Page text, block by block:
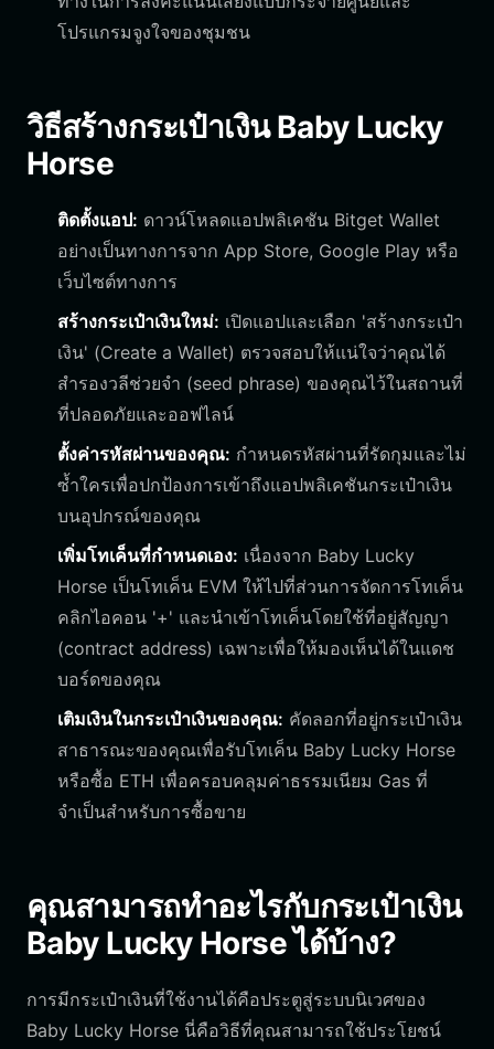
โปรแกรมจูงใจของชุมชน
วิธีสร้างกระเป๋าเงิน Baby Lucky
Horse
ติดตั้งแอป: ดาวน์โหลดแอปพลิเคชัน Bitget Wallet
อย่างเป็นทางการจาก App Store, Google Play หรือ
เว็บไซต์ทางการ
สร้างกระเป๋าเงินใหม่: เปิดแอปและเลือก 'สร้างกระเป๋า
เงิน' (Create a Wallet) ตรวจสอบให้แน่ใจว่าคุณได้
สำรองวลีช่วยจำ (seed phrase) ของคุณไว้ในสถานที่
ที่ปลอดภัยและออฟไลน์
ตั้งค่ารหัสผ่านของคุณ: กำหนดรหัสผ่านที่รัดกุมและไม่
ซ้ำใครเพื่อปกป้องการเข้าถึงแอปพลิเคชันกระเป๋าเงิน
บนอุปกรณ์ของคุณ
เพิ่มโทเค็นที่กำหนดเอง: เนื่องจาก Baby Lucky
Horse เป็นโทเค็น EVM ให้ไปที่ส่วนการจัดการโทเค็น
คลิกไอคอน '+' และนำเข้าโทเค็นโดยใช้ที่อยู่สัญญา
(contract address) เฉพาะเพื่อให้มองเห็นได้ในแดช
บอร์ดของคุณ
เติมเงินในกระเป๋าเงินของคุณ: คัดลอกที่อยู่กระเป๋าเงิน
สาธารณะของคุณเพื่อรับโทเค็น Baby Lucky Horse
หรือซื้อ ETH เพื่อครอบคลุมค่าธรรมเนียม Gas ที่
จำเป็นสำหรับการซื้อขาย
คุณสามารถทำอะไรกับกระเป๋าเงิน
Baby Lucky Horse ได้บ้าง?
การมีกระเป๋าเงินที่ใช้งานได้คือประตูสู่ระบบนิเวศของ
Baby Lucky Horse นี่คือวิธีที่คุณสามารถใช้ประโยชน์